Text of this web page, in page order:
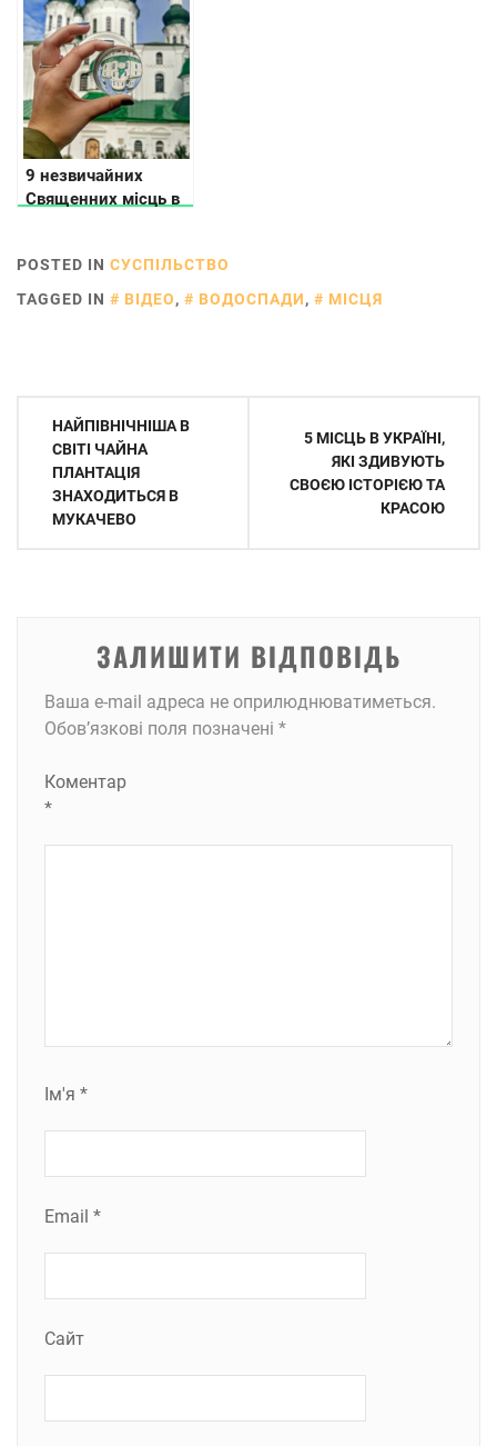
продукцію
локальних
виробників
9 незвичайних
Священних місць в
POSTED IN СУСПІЛЬСТВО
TAGGED IN
ВІДЕО, ВОДОСПАДИ, МІСЦЯ
Навігація
записів
НАЙПІВНІЧНІША В
СВІТІ ЧАЙНА
ПЛАНТАЦІЯ
ЗНАХОДИТЬСЯ В
МУКАЧЕВО
5 МІСЦЬ В УКРАЇНІ,
ЯКІ ЗДИВУЮТЬ
СВОЄЮ ІСТОРІЄЮ ТА
КРАСОЮ
ЗАЛИШИТИ ВІДПОВІДЬ
Ваша e-mail адреса не оприлюднюватиметься.
Обов’язкові поля позначені *
Коментар
*
Ім'я *
Email *
Сайт